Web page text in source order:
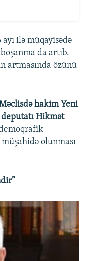
ilə müqayisədə
da artıb.
artmasında özünü
hakim Yeni
deputatı Hikmət
olunması